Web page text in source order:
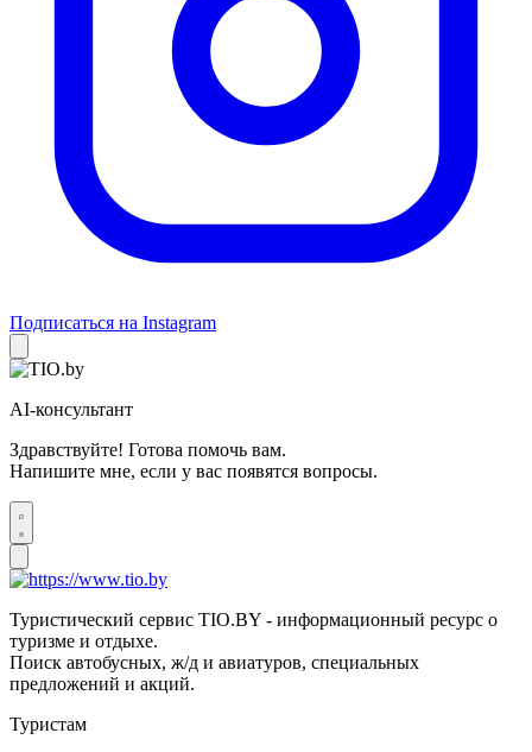
Подписаться на Instagram
AI-консультант
Здравствуйте! Готова помочь вам.
Напишите мне, если у вас появятся вопросы.
Туристический сервис TIO.BY - информационный ресурс о
туризме и отдыхе.
Поиск автобусных, ж/д и авиатуров, специальных
предложений и акций.
Туристам